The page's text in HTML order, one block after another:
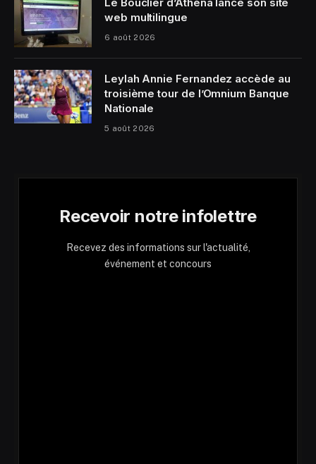
web multilingue
6 août 2026
Leylah Annie Fernandez accède au
troisième tour de l’Omnium Banque
Nationale
5 août 2026
Recevoir notre infolettre
Recevez des informations sur l'actualité,
événement et concours